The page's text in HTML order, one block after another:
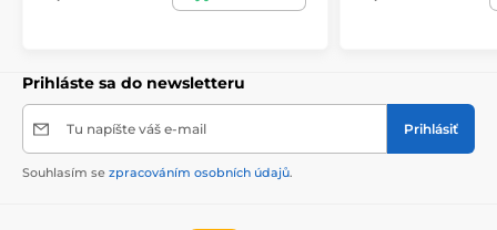
Prihláste sa do newsletteru
Tu napíšte váš e-mail Prihlásiť
Souhlasím se zpracováním osobních údajů.